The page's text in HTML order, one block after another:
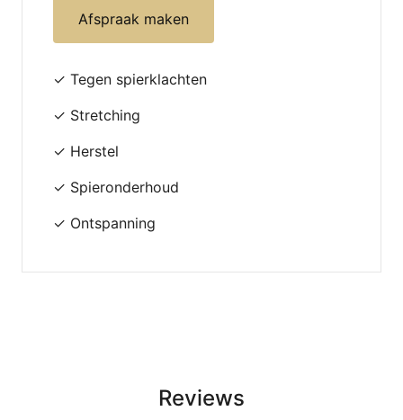
Afspraak maken
✓ Tegen spierklachten
✓ Stretching
✓ Herstel
✓ Spieronderhoud
✓ Ontspanning
Reviews